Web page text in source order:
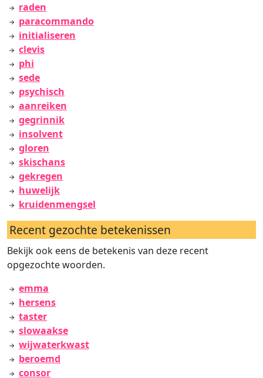
raden
paracommando
initialiseren
clevis
phi
sede
psychisch
aanreiken
gegrinnik
insolvent
gloren
skischans
gekregen
huwelijk
kruidenmengsel
Recent gezochte betekenissen
Bekijk ook eens de betekenis van deze recent
opgezochte woorden.
emma
hersens
taster
slowaakse
wijwaterkwast
beroemd
consor